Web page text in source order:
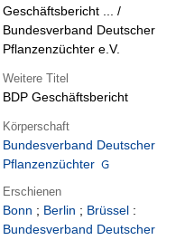
Geschäftsbericht ... /
Bundesverband Deutscher
Pflanzenzüchter e.V.
Weitere Titel
BDP Geschäftsbericht
Körperschaft
Bundesverband Deutscher
Pflanzenzüchter
Erschienen
Bonn ; Berlin ; Brüssel :
Bundesverband Deutscher